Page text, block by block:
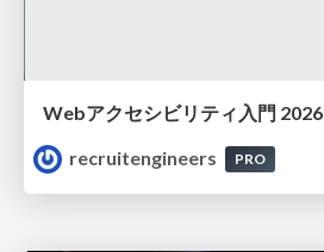
Webアクセシビリティ入門 2026
recruitengineers
PRO